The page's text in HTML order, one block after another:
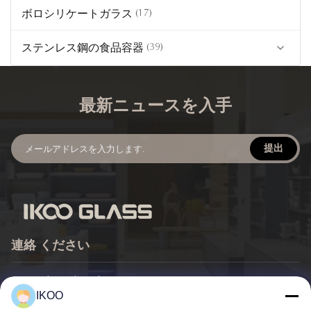
ボロシリケートガラス (17)
ステンレス鋼の食品容器 (39)
ステンレス鋼のミックスボウル (5)
陶磁器の食糧貯蔵容器
最新ニュースを入手
提出
連絡 ください
電話:
IKOO